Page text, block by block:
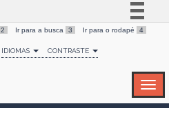
Simplifique!
Comunica BR
2 Ir para a busca 3 Ir para o rodapé 4
IDIOMAS CONTRASTE